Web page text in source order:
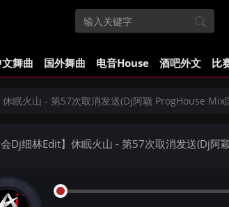
舞曲 国外舞曲 电音House 酒吧外文 比
休眠火山 - 第57次取消发送(Dj阿颖 ProgHouse Mix
会Dj细林Edit】休眠火山 - 第57次取消发送(Dj阿